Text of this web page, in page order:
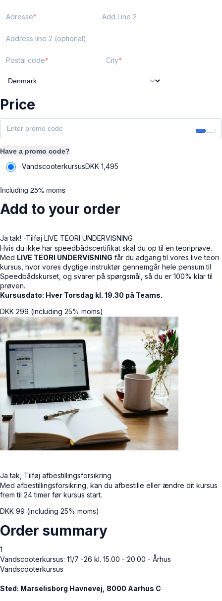
Adresse Add Line 2
Address line 2 (optional)
Postal code City
Price
Have a promo code?
VandscooterkursusDKK 1,495
Including 25% moms
Add to your order
Ja tak! -Tilføj LIVE TEORI UNDERVISNING
Hvis du ikke har speedbådscertifikat skal du op til en teoriprøve.
Med LIVE TEORI UNDERVISNING får du adgang til vores live teori
kursus, hvor vores dygtige instruktør gennemgår hele pensum til
Speedbådskurset, og svarer på spørgsmål, så du er 100% klar til
prøven.
Kursusdato: Hver Torsdag kl. 19.30 på Teams.
DKK 299 (including 25% moms)
Ja tak, Tilføj afbestillingsforsikring
Med afbestillingsforsikring, kan du afbestille eller ændre dit kursus
frem til 24 timer før kursus start.
DKK 99 (including 25% moms)
Order summary
1
Vandscooterkursus: 11/7 -26 kl. 15.00 - 20.00 - Århus
Vandscooterkursus
Sted: Marselisborg Havnevej, 8000 Aarhus C